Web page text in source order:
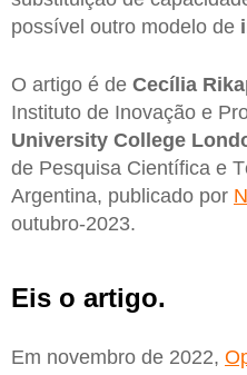
possível outro modelo de
O artigo é de Cecília
Instituto de Inovação e
University College
de Pesquisa Científica e
Argentina, publicado por
outubro-2023.
Eis o artigo.
Em novembro de 2022,